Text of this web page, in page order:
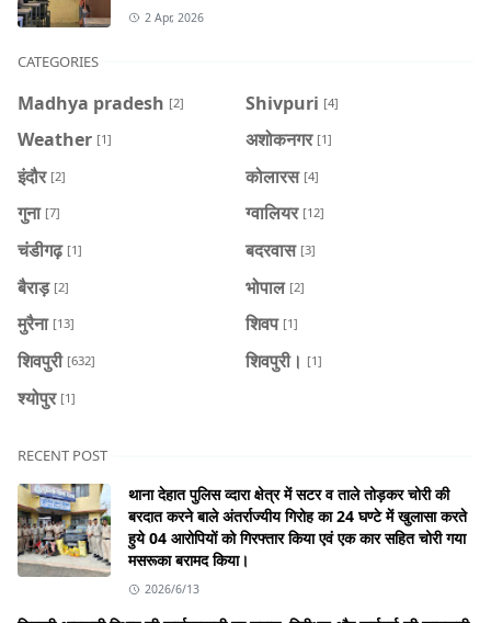
2 Apr, 2026
CATEGORIES
Madhya pradesh [2] Shivpuri [4]
Weather [1] अशोकनगर [1]
इंदौर [2] कोलारस [4]
गुना [7] ग्वालियर [12]
चंडीगढ़ [1] बदरवास [3]
बैराड़ [2] भोपाल [2]
मुरैना [13] शिवप [1]
शिवपुरी [632] शिवपुरी। [1]
श्योपुर [1]
RECENT POST
थाना देहात पुलिस व्दारा क्षेत्र में सटर व ताले तोड़कर चोरी की
बरदात करने बाले अंतर्राज्यीय गिरोह का 24 घण्टे में खुलासा करते
हुये 04 आरोपियों को गिरफ्तार किया एवं एक कार सहित चोरी गया
मसरूका बरामद किया।
2026/6/13